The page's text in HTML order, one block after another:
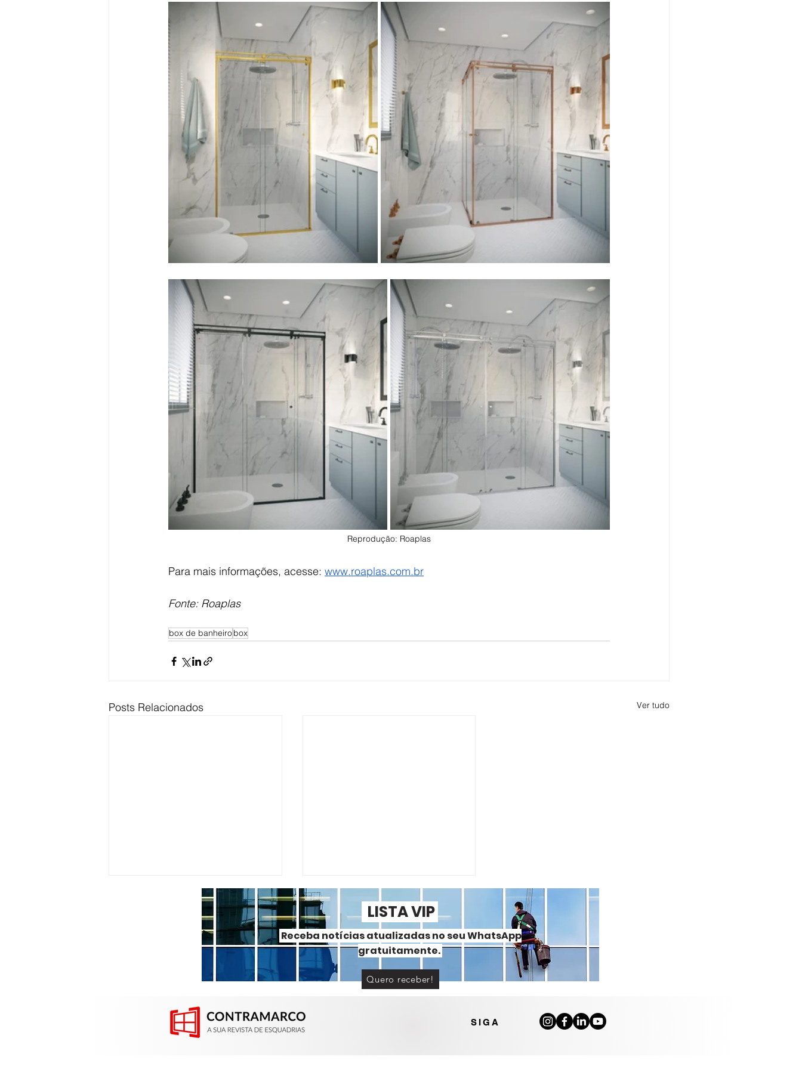
Reprodução: Roaplas
Para mais informações, acesse: www.roaplas.com.br
Fonte: Roaplas
box de banheirobox
Posts Relacionados Ver tudo
Construsul em Porto Alegre
Portas e janelas de alumínio
LISTA VIP
Receba notícias atualizadas no seu WhatsApp
gratuitamente.
Quero receber!
SIGA